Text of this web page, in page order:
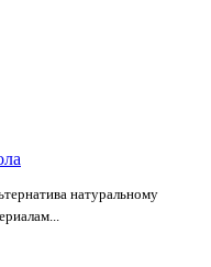
натуральному